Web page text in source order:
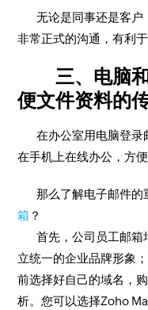
无论是同事还是客户
非常正式的沟通，有利于
三、电脑和
便文件资料的
在办公室用电脑登录
在手机上在线办公，方便
那么了解电子邮件的
箱 ？
首先，公司员工邮箱
立统一的企业品牌形象
前选择好自己的域名，
析。您可以选择Zoho